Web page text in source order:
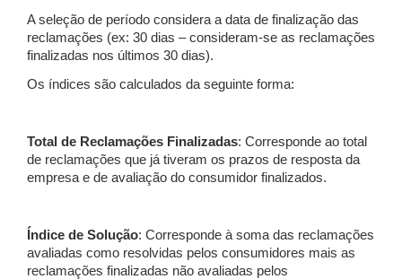
A seleção de período considera a data de finalização das
reclamações (ex: 30 dias – consideram-se as reclamações
finalizadas nos últimos 30 dias).
Os índices são calculados da seguinte forma:
Total de Reclamações Finalizadas: Corresponde ao total
de reclamações que já tiveram os prazos de resposta da
empresa e de avaliação do consumidor finalizados.
Índice de Solução: Corresponde à soma das reclamações
avaliadas como resolvidas pelos consumidores mais as
reclamações finalizadas não avaliadas pelos